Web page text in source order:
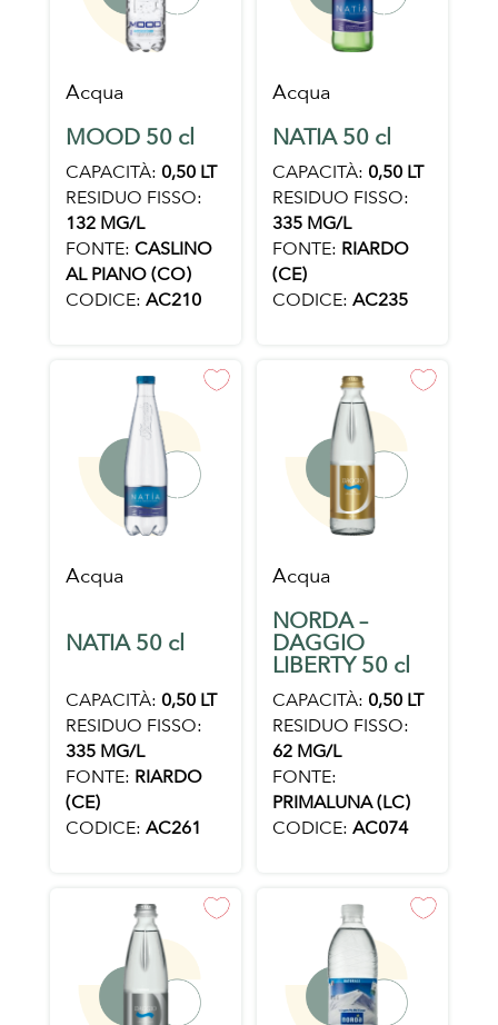
Acqua
MOOD 50 cl
CAPACITÀ: 0,50 LT
RESIDUO FISSO:
132 MG/L
FONTE: CASLINO
AL PIANO (CO)
CODICE: AC210
Acqua
NATIA 50 cl
CAPACITÀ: 0,50 LT
RESIDUO FISSO:
335 MG/L
FONTE: RIARDO
(CE)
CODICE: AC235
Acqua
NATIA 50 cl
CAPACITÀ: 0,50 LT
RESIDUO FISSO:
335 MG/L
FONTE: RIARDO
(CE)
CODICE: AC261
Acqua
NORDA –
DAGGIO
LIBERTY 50 cl
CAPACITÀ: 0,50 LT
RESIDUO FISSO:
62 MG/L
FONTE:
PRIMALUNA (LC)
CODICE: AC074